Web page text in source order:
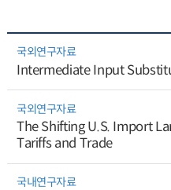
국외연구자료
Intermediate Input
국외연구자료
The Shifting U.S. Import
Tariffs and Trade
국내연구자료